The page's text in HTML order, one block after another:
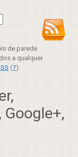
de parede
a qualquer
(?).